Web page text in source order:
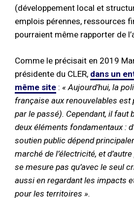
(développement local et
emplois pérennes, ressources
pourraient même rapporter de
Comme le précisait en 2019
présidente du CLER, dans un
même site : « Aujourd’hui, la
française aux renouvelables est
par le passé). Cependant, il faut
deux éléments fondamentaux :
soutien public dépend
marché de l’électricité, et
se mesure pas qu’avec le seul
aussi en regardant les impacts
pour les territoires ».